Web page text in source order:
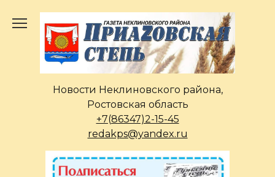
содержанию
Новости Неклиновского района,
Ростовская область
+7(86347)2-15-45
redakps@yandex.ru